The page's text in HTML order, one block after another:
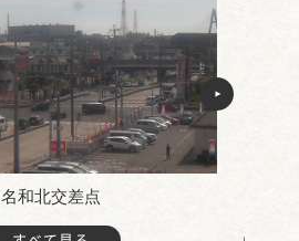
名和北交差点